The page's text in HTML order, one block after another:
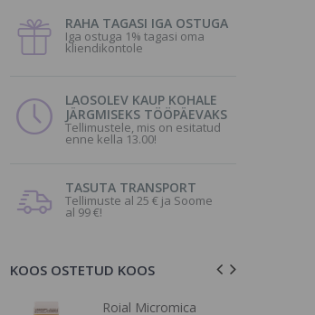
RAHA TAGASI IGA OSTUGA
Iga ostuga 1% tagasi oma
kliendikontole
LAOSOLEV KAUP KOHALE
JÄRGMISEKS TÖÖPÄEVAKS
Tellimustele, mis on esitatud
enne kella 13.00!
TASUTA TRANSPORT
Tellimuste al 25 € ja Soome
al 99 €!
KOOS OSTETUD KOOS
Roial Micromica